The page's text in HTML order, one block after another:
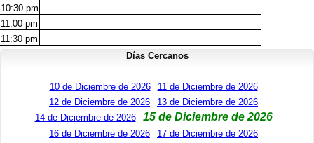
10:30 pm
11:00 pm
11:30 pm
Días Cercanos
10 de Diciembre de 2026
11 de Diciembre de 2026
12 de Diciembre de 2026
13 de Diciembre de 2026
14 de Diciembre de 2026
15 de Diciembre de 2026
16 de Diciembre de 2026
17 de Diciembre de 2026